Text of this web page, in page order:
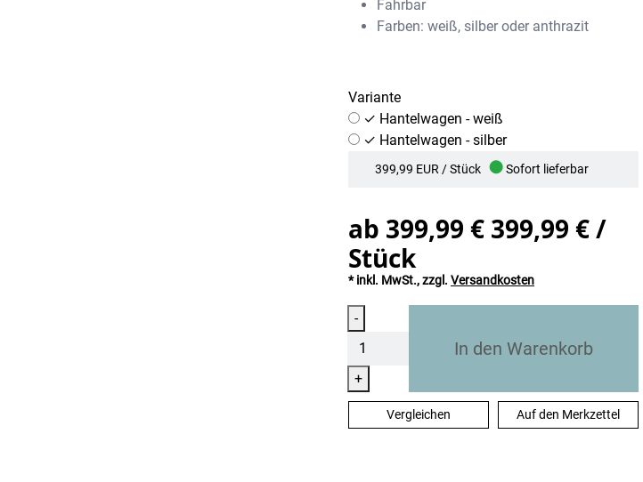
Fahrbar
Farben: weiß, silber oder anthrazit
Variante
✓ Hantelwagen - weiß
✓ Hantelwagen - silber
399,99 EUR / Stück ●Sofort lieferbar
ab 399,99 € 399,99 € /
Stück
* inkl. MwSt., zzgl. Versandkosten
-
+
In den Warenkorb
Vergleichen Auf den Merkzettel